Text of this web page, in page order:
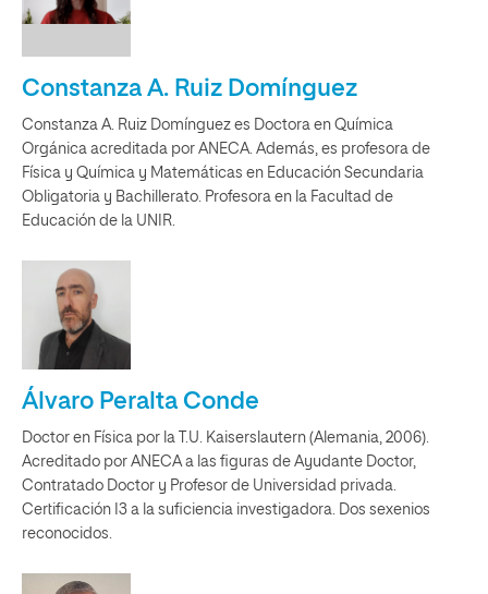
Constanza A. Ruiz Domínguez
Constanza A. Ruiz Domínguez es Doctora en Química
Orgánica acreditada por ANECA. Además, es profesora de
Física y Química y Matemáticas en Educación Secundaria
Obligatoria y Bachillerato. Profesora en la Facultad de
Educación de la UNIR.
Álvaro Peralta Conde
Doctor en Física por la T.U. Kaiserslautern (Alemania, 2006).
Acreditado por ANECA a las figuras de Ayudante Doctor,
Contratado Doctor y Profesor de Universidad privada.
Certificación I3 a la suficiencia investigadora. Dos sexenios
reconocidos.